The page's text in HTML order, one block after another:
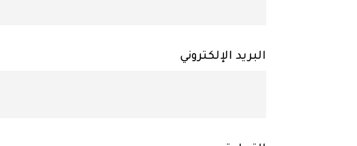
البريد الإلكتروني